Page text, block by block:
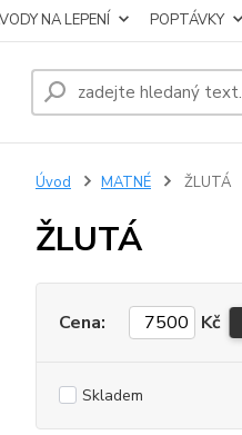
NA LEPENÍ POPTÁVKY
Úvod MATNÉ ŽLUTÁ
ŽLUTÁ
Cena: Kč
Skladem